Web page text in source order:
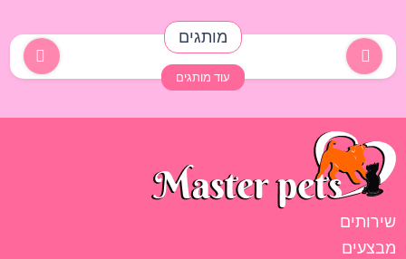
מותגים
עוד מותגים
שירותים
מבצעים